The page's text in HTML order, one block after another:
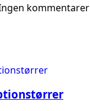
kommentarer